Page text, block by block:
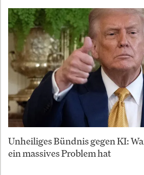
Unheiliges Bündnis gegen KI:
ein massives Problem hat